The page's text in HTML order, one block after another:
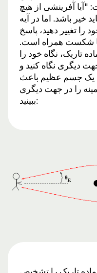
آفرینشی از هیچ
خیر باشد. اما در آیه
را تغییر دهید، پاسخ
با شکست همراه است.
تاریک، نگاه خود را
دیگری نگاه کنید و
یک جسم عظیم باعث
را در جهت دیگری
ببینید: